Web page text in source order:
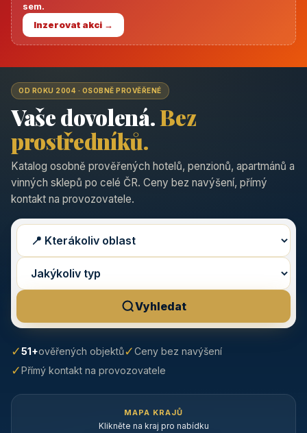
sem.
Inzerovat akci →
OD ROKU 2004 · OSOBNĚ PROVĚŘENÉ
Vaše dovolená.Bez
prostředníků.
Katalog osobně prověřených hotelů, penzionů, apartmánů a
vinných sklepů po celé ČR. Ceny bez navýšení, přímý
kontakt na provozovatele.
Vyhledat
✓51+ověřených objektů✓Ceny bez navýšení
✓Přímý kontakt na provozovatele
MAPA KRAJŮ
Klikněte na kraj pro nabídku